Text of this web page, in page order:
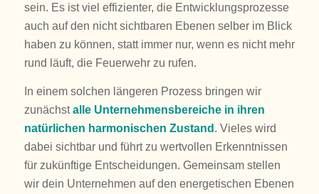
sein. Es ist viel effizienter, die Entwicklungsprozesse
auch auf den nicht sichtbaren Ebenen selber im Blick
haben zu können, statt immer nur, wenn es nicht mehr
rund läuft, die Feuerwehr zu rufen.
In einem solchen längeren Prozess bringen wir
zunächstalle Unternehmensbereiche in ihren
natürlichen harmonischen Zustand . Vieles wird
dabei sichtbar und führt zu wertvollen Erkenntnissen
für zukünftige Entscheidungen. Gemeinsam stellen
wir dein Unternehmen auf den energetischen Ebenen